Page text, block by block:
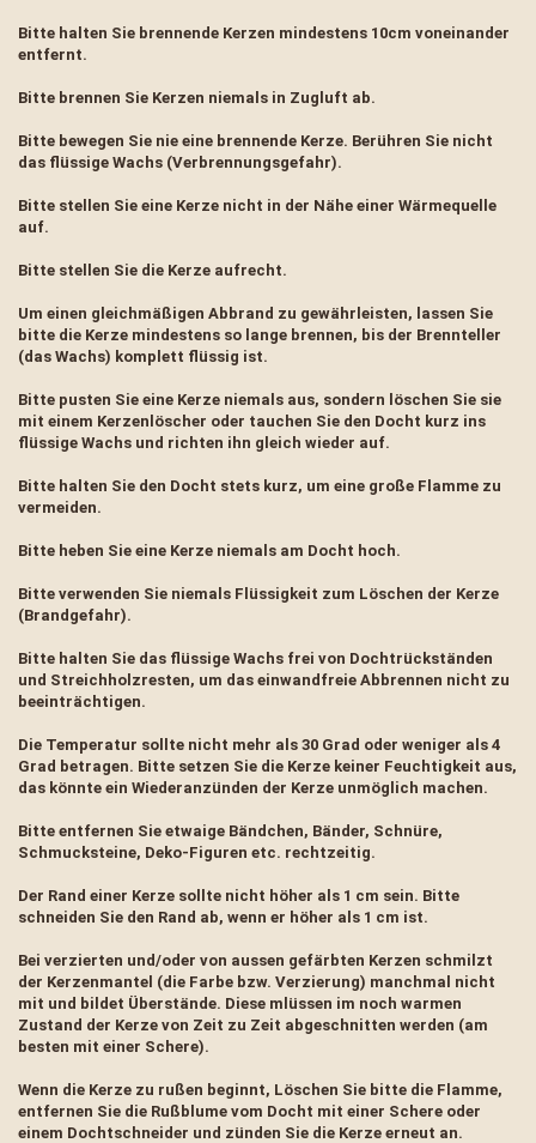
Bitte halten Sie brennende Kerzen mindestens 10cm voneinander
entfernt.
Bitte brennen Sie Kerzen niemals in Zugluft ab.
Bitte bewegen Sie nie eine brennende Kerze. Berühren Sie nicht
das flüssige Wachs (Verbrennungsgefahr).
Bitte stellen Sie eine Kerze nicht in der Nähe einer Wärmequelle
auf.
Bitte stellen Sie die Kerze aufrecht.
Um einen gleichmäßigen Abbrand zu gewährleisten, lassen Sie
bitte die Kerze mindestens so lange brennen, bis der Brennteller
(das Wachs) komplett flüssig ist.
Bitte pusten Sie eine Kerze niemals aus, sondern löschen Sie sie
mit einem Kerzenlöscher oder tauchen Sie den Docht kurz ins
flüssige Wachs und richten ihn gleich wieder auf.
Bitte halten Sie den Docht stets kurz, um eine große Flamme zu
vermeiden.
Bitte heben Sie eine Kerze niemals am Docht hoch.
Bitte verwenden Sie niemals Flüssigkeit zum Löschen der Kerze
(Brandgefahr).
Bitte halten Sie das flüssige Wachs frei von Dochtrückständen
und Streichholzresten, um das einwandfreie Abbrennen nicht zu
beeinträchtigen.
Die Temperatur sollte nicht mehr als 30 Grad oder weniger als 4
Grad betragen. Bitte setzen Sie die Kerze keiner Feuchtigkeit aus,
das könnte ein Wiederanzünden der Kerze unmöglich machen.
Bitte entfernen Sie etwaige Bändchen, Bänder, Schnüre,
Schmucksteine, Deko-Figuren etc. rechtzeitig.
Der Rand einer Kerze sollte nicht höher als 1 cm sein. Bitte
schneiden Sie den Rand ab, wenn er höher als 1 cm ist.
Bei verzierten und/oder von aussen gefärbten Kerzen schmilzt
der Kerzenmantel (die Farbe bzw. Verzierung) manchmal nicht
mit und bildet Überstände. Diese mlüssen im noch warmen
Zustand der Kerze von Zeit zu Zeit abgeschnitten werden (am
besten mit einer Schere).
Wenn die Kerze zu rußen beginnt, Löschen Sie bitte die Flamme,
entfernen Sie die Rußblume vom Docht mit einer Schere oder
einem Dochtschneider und zünden Sie die Kerze erneut an.